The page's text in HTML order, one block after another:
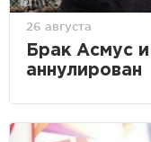
26 августа
Брак Асмус
аннулирован